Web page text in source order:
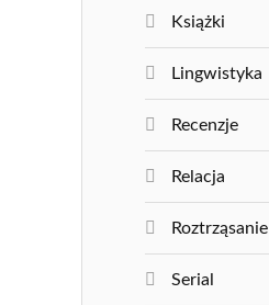
Książki
Lingwistyka
Recenzje
Relacja
Roztrząsanie
Serial